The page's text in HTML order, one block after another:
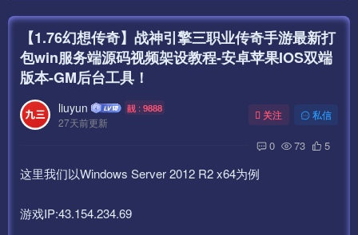
【1.76幻想传奇】战神引擎三职业传奇手游最新打
包win服务端源码视频架设教程-安卓苹果IOS双端
版本-GM后台工具！
liuyun 靓 : 9888
27天前更新
关注 私信
0 73 5
这里我们以Windows Server 2012 R2 x64为例
游戏IP:43.154.234.69